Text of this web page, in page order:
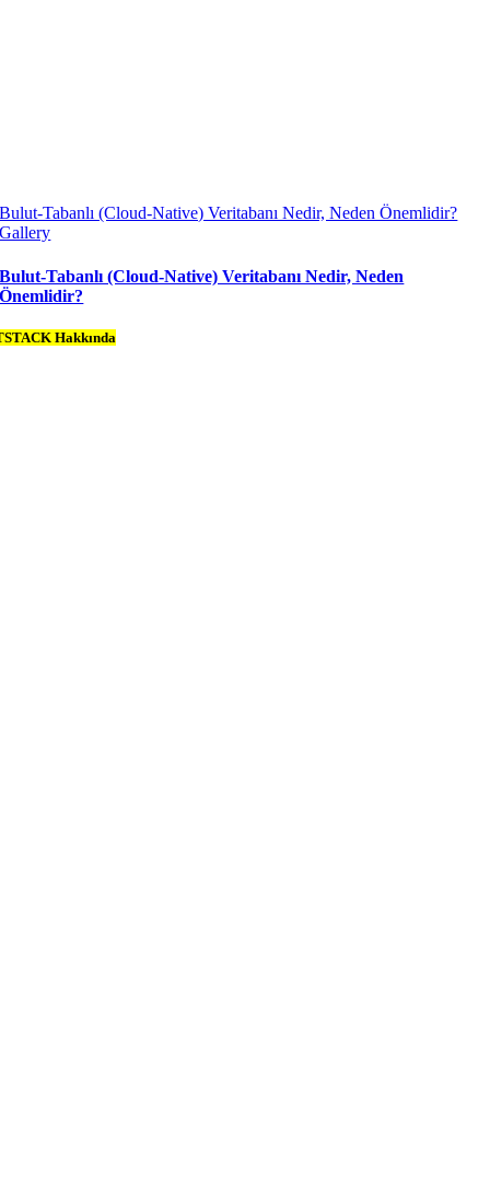
Bulut-Tabanlı (Cloud-Native) Veritabanı Nedir, Neden Önemlidir?
Gallery
Bulut-Tabanlı (Cloud-Native) Veritabanı Nedir, Neden
Önemlidir?
Hakkında